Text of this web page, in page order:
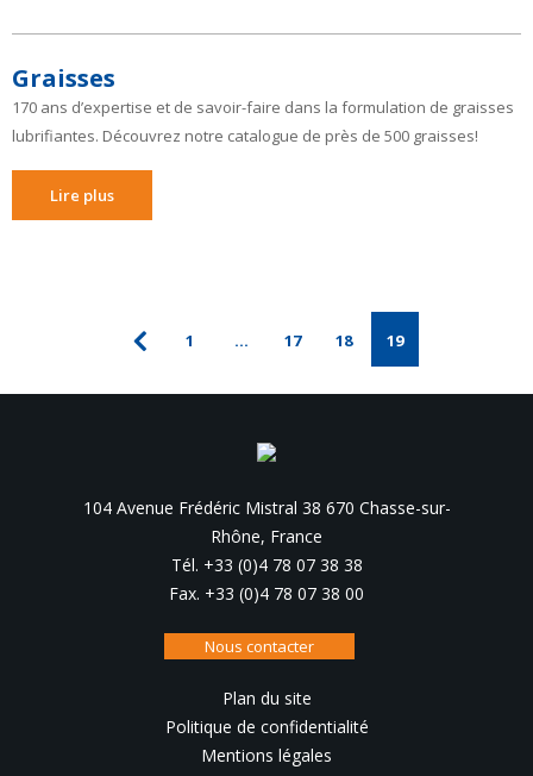
Graisses
170 ans d’expertise et de savoir-faire dans la formulation de graisses
lubrifiantes. Découvrez notre catalogue de près de 500 graisses!
Lire plus
1 … 17 18 19
104 Avenue Frédéric Mistral 38 670 Chasse-sur-
Rhône, France
Tél. +33 (0)4 78 07 38 38
Fax. +33 (0)4 78 07 38 00
Nous contacter
Plan du site
Politique de confidentialité
Mentions légales